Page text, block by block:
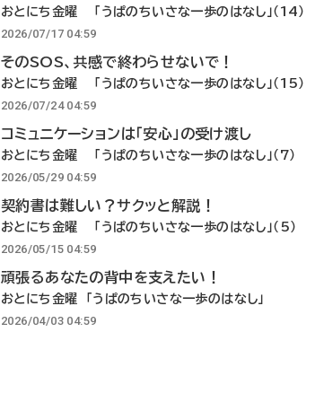
おとにち金曜 「うぱのちいさな一歩のはなし」（14）
2026/07/17 04:59
そのSOS、共感で終わらせないで！
おとにち金曜 「うぱのちいさな一歩のはなし」（15）
2026/07/24 04:59
コミュニケーションは「安心」の受け渡し
おとにち金曜 「うぱのちいさな一歩のはなし」（7）
2026/05/29 04:59
契約書は難しい？サクッと解説！
おとにち金曜 「うぱのちいさな一歩のはなし」（5）
2026/05/15 04:59
頑張るあなたの背中を支えたい！
おとにち金曜 「うぱのちいさな一歩のはなし」
2026/04/03 04:59